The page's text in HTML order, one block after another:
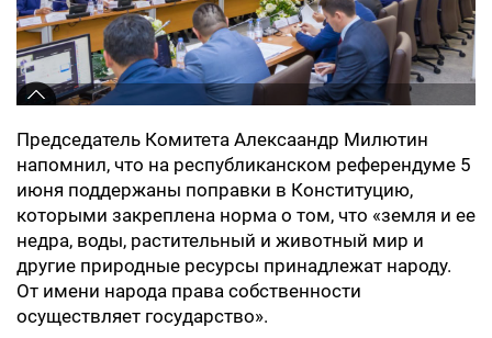
Председатель Комитета Алексаандр Милютин
напомнил, что на республиканском референдуме 5
июня поддержаны поправки в Конституцию,
которыми закреплена норма о том, что «земля и ее
недра, воды, растительный и животный мир и
другие природные ресурсы принадлежат народу.
От имени народа права собственности
осуществляет государство».